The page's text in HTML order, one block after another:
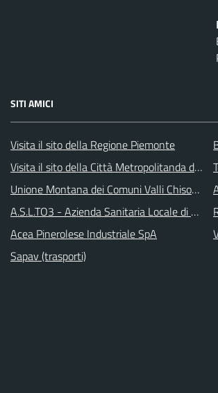
SITI AMICI
Visita il sito della Regione Piemonte
Visita il sito della Città Metropolitanda di
Unione Montana dei Comuni Valli Chisone e
A.S.L.TO3 - Azienda Sanitaria Locale di
Acea Pinerolese Industriale SpA
Sapav (trasporti)